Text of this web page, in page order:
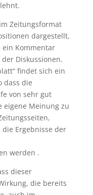
Zeitungsformat
dargestellt,
Kommentar
Diskussionen.
findet sich ein
dass die
von sehr gut
Meinung zu
Ergebnisse der
werden .
dieser
die bereits